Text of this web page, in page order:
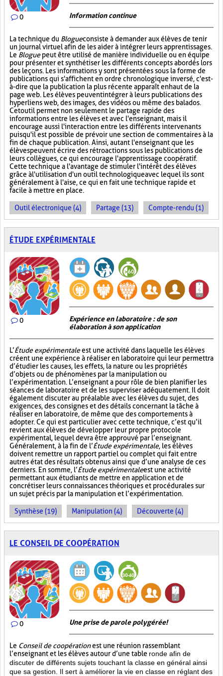
0 Information continue
La technique du Blogueconsiste à demander aux élèves de tenir
un journal virtuel afin de les aider à intégrer leurs apprentissages.
Le Bloguepeut être utilisé de manière individuelle ou en équipe
pour présenter et synthétiser les différents concepts abordés lors
des leçons. Les informations y sont présentées sous la forme de
publications qui s'affichent en ordre chronologique inversé, c'est-
à-dire que la publication la plus récente apparaît en haut de la
page web. Les élèves peuvent intégrer à leurs publications des
hyperliens web, des images, des vidéos ou même des balados.
Cet outil permet non seulement le partage rapide des
informations entre les élèves et avec l'enseignant, mais il
encourage aussi l'interaction entre les différents intervenants
puisqu'il est possible de prévoir une section de commentaires à la
fin de chaque publication. Ainsi, autant l'enseignant que les
élèves peuvent écrire des rétroactions sous les publications de
leurs collègues, ce qui encourage l'apprentissage coopératif.
Cette technique a l'avantage de stimuler l'intérêt des élèves
grâce à l'utilisation d'un outil technologique avec lequel ils sont
généralement à l'aise, ce qui en fait une technique rapide et
facile à mettre en place.
Outil électronique (4) Partage (13) Compte-rendu (1)
ÉTUDE EXPÉRIMENTALE
0
Expérience en laboratoire : de son
élaboration à son application
L’Étude expérimentaleest une activité dans laquelle les élèves
créent une expérience à réaliser en laboratoire qui leur permettra
d’étudier les causes, les effets, la nature ou les propriétés
d’objets ou de phénomènes par la manipulation ou
l’expérimentation. L’enseignant a pour rôle de bien planifier les
séances de laboratoire et de les superviser adéquatement. Il doit
également discuter au préalable avec les élèves du sujet, des
exigences, des consignes et des détails concernant la tâche à
réaliser en laboratoire, de même que des comportements à
adopter. Ce qui est particulier avec cette technique, c’est qu’il
revient aux élèves de développer leur propre protocole
expérimental, lequel devra être approuvé par l’enseignant.
Généralement, à la fin de l’Étude expérimentale, les élèves
doivent remettre un rapport partiel ou complet qui fait entre
autres état des résultats obtenus ainsi que d’une analyse de ces
derniers. En somme, l’Étude expérimentaleest une activité
permettant aux étudiants de mettre en application et de
concrétiser leurs connaissances théoriques et procédurales sur
un sujet précis par la manipulation et l’expérimentation.
Synthèse (19) Manipulation (4) Découverte (4)
LE CONSEIL DE COOPÉRATION
0 Une prise de parole polygérée!
Le Conseil de coopérationest une réunion rassemblant
l’enseignant et les élèves autour d’une table ronde afin de
discuter de différents sujets touchant la classe en général ainsi
que sa gestion. Il sert à améliorer la vie en classe en réglant des